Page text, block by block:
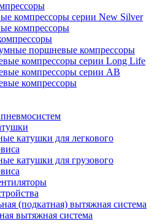
компрессоры серии New Silver
компрессоры
поршневые компрессоры
компрессоры серии Long Life
компрессоры серии AB
компрессоры
катушки для легкового
катушки для грузового
(подкатная) вытяжная система
вытяжная система